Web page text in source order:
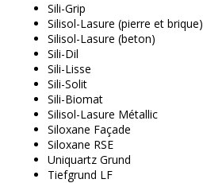
Sili-Grip
Silisol-Lasure (pierre et brique)
Silisol-Lasure (beton)
Sili-Dil
Sili-Lisse
Sili-Solit
Sili-Biomat
Silisol-Lasure Métallic
Siloxane Façade
Siloxane RSE
Uniquartz Grund
Tiefgrund LF